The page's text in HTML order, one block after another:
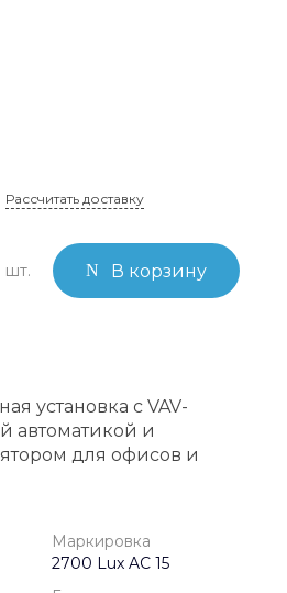
Рассчитать доставку
шт. В корзину
установка с VAV-
автоматикой и
для офисов и
Маркировка
2700 Lux AC 15